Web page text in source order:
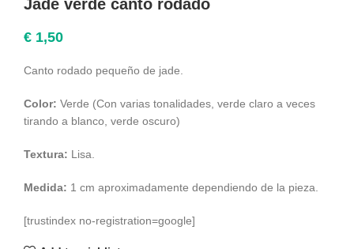
Jade verde canto rodado
€ 1,50
Canto rodado pequeño de jade.
Color: Verde (Con varias tonalidades, verde claro a veces
tirando a blanco, verde oscuro)
Textura: Lisa.
Medida: 1 cm aproximadamente dependiendo de la pieza.
[trustindex no-registration=google]